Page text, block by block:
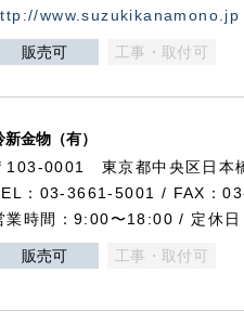
www.suzukikanamono.jp
販売可 工事・取付可
新金物（有）
103-0001 東京都中央区日本
：03-3661-5001 / FAX：
業時間：9:00〜18:00 / 定休日
販売可 工事・取付可